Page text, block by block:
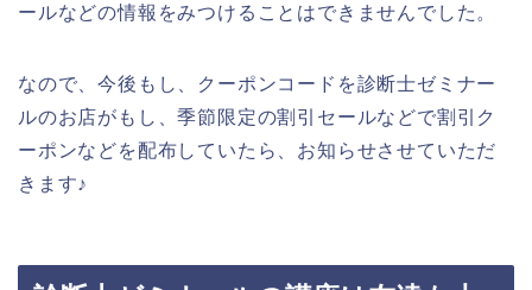
ールなどの情報をみつけることはできませんでした。
なので、今後もし、クーポンコードを診断士ゼミナー
ルのお店がもし、季節限定の割引セールなどで割引ク
ーポンなどを配布していたら、お知らせさせていただ
きます♪